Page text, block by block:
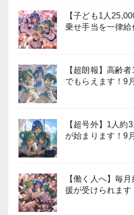
【子ども1人
乗せ手当を一律
【超朗報】高齢
でもらえます！9
【超号外】1人約
が始まります！9
【働く人へ】毎
援が受けられます